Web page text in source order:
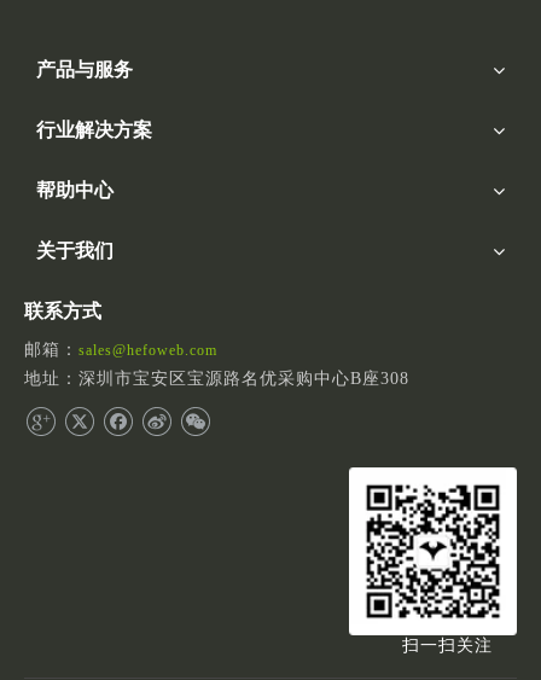
产品与服务
行业解决方案
帮助中心
关于我们
联系方式
邮箱： sales@hefoweb.com
地址：深圳市宝安区宝源路名优采购中心B座308
扫一扫关注